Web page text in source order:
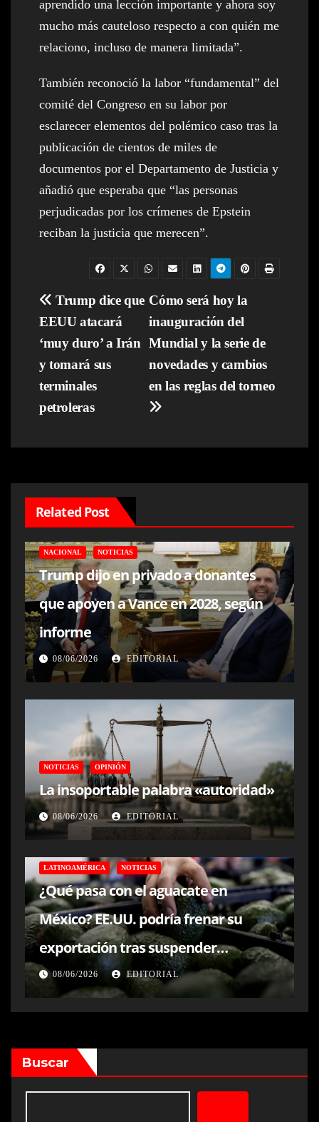
aprendido una lección importante y ahora soy
mucho más cauteloso respecto a con quién me
relaciono, incluso de manera limitada”.
También reconoció la labor “fundamental” del
comité del Congreso en su labor por
esclarecer elementos del polémico caso tras la
publicación de cientos de miles de
documentos por el Departamento de Justicia y
añadió que esperaba que “las personas
perjudicadas por los crímenes de Epstein
reciban la justicia que merecen”.
Navegación
de
entradas
Cómo será hoy la
inauguración del
Mundial y la serie de
novedades y cambios
en las reglas del torneo
Trump dice que
EEUU atacará
‘muy duro’ a Irán
y tomará sus
terminales
petroleras
Related Post
NACIONAL NOTICIAS
Trump dijo en privado a donantes
que apoyen a Vance en 2028, según
informe
08/06/2026 EDITORIAL
NOTICIAS OPINIÓN
La insoportable palabra «autoridad»
08/06/2026 EDITORIAL
LATINOAMÉRICA NOTICIAS
¿Qué pasa con el aguacate en
México? EE.UU. podría frenar su
exportación tras suspender
inspecciones en Michoacán
08/06/2026 EDITORIAL
Buscar